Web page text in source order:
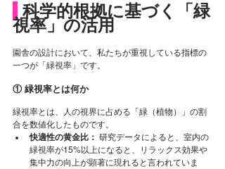
科学的根拠に基づく「緑
視率」の活用
園舎の設計において、私たちが重視している指標の
一つが「緑視率」です。
① 緑視率とは何か
緑視率とは、人の視界に占める「緑（植物）」の割
合を数値化したものです。
快適性の黄金比： 研究データによると、室内の
緑視率が15%以上になると、リラックス効果や
集中力の向上が顕著に現れると言われていま